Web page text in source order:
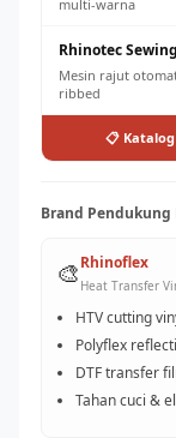
multi-warna
Rhinotec
Mesin rajut
ribbed
📋
Brand
🎨Rhinoflex
Heat Transfer
HTV cutting
Polyflex
DTF transfer
Tahan cuci &